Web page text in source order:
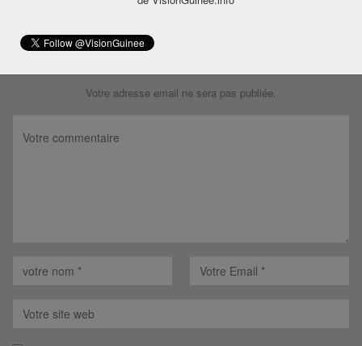
LAISSER UN COMMENTAIRE
Votre adresse email ne sera pas publiée.